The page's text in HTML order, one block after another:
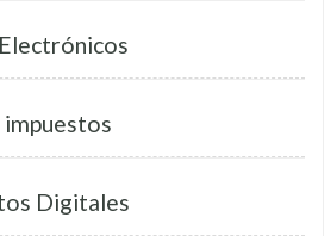
impuestos
Digitales